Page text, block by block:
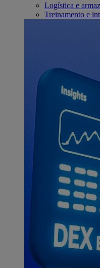
Logística e
Treinamento e